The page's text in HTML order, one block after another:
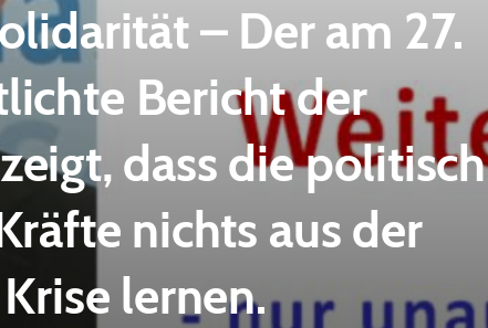
– Der am 27.
Bericht der
dass die politisch
nichts aus der
lernen.